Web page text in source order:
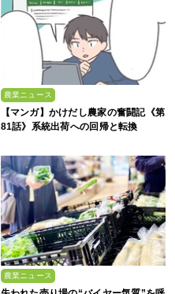
農業ニュース
【マンガ】かけだし農家の奮闘記《第
81話》系統出荷への回帰と転換
農業ニュース